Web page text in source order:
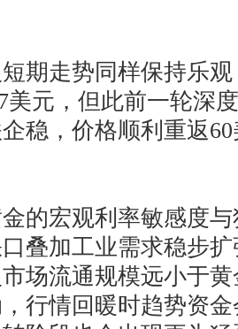
走势同样保持乐观
美元，但此前一轮深
稳，价格顺利重返
宏观利率敏感度与
叠加工业需求稳步
场流通规模远小于
行情回暖时趋势资